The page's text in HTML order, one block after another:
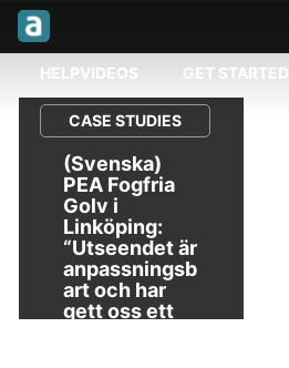
HELPVIDEOS GET STARTED
CASE STUDIES
(Svenska)
PEA Fogfria
Golv i
Linköping:
“Utseendet är
anpassningsb
art och har
gett oss ett